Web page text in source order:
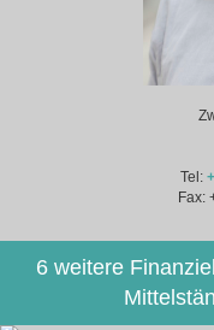
Tel:
Fax:
6 weitere